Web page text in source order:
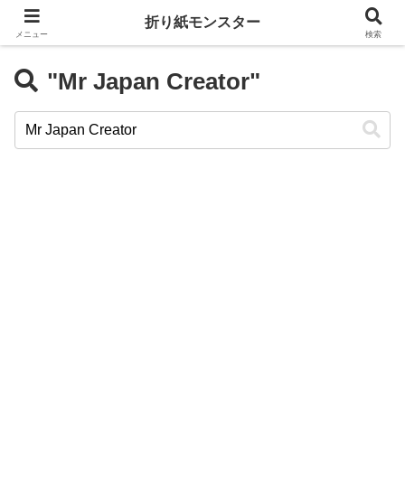
"Mr Japan Creator"
メニュー
折り紙モンスター
検索